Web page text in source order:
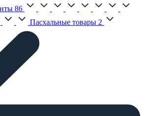
86
Пасхальные товары 2